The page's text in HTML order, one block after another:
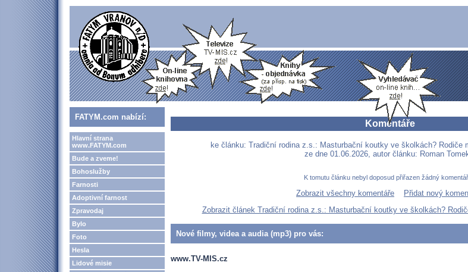
FATYM.com nabízí:
Hlavní strana
www.FATYM.com
Bude a zveme!
Bohoslužby
Farnosti
Adoptivní farnost
Zpravodaj
Bylo
Foto
Hesla
Lidové misie
Komentáře
ke článku: Tradiční rodina z.s.: Masturbační koutky ve školkách? Rodiče
ze dne 01.06.2026, autor článku: Roman
K tomutu článku nebyl doposud přiřazen žádný
Zobrazit všechny komentáře
Přidat nový
Zobrazit článek Tradiční rodina z.s.: Masturbační koutky ve školkách?
Nové filmy, videa a audia (mp3) pro vás:
www.TV-MIS.cz